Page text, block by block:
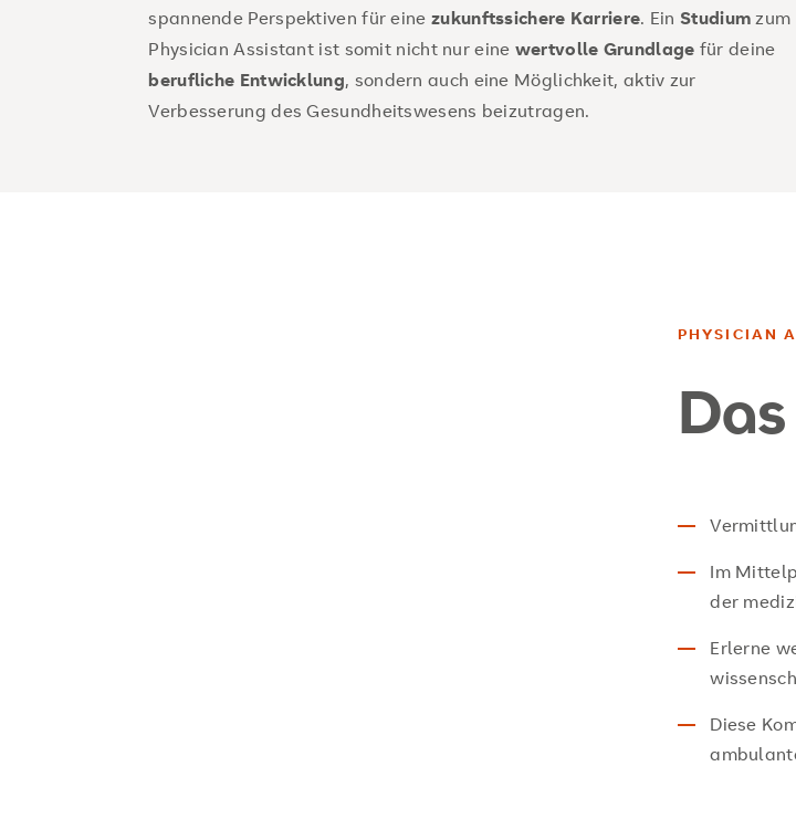
spannende Perspektiven für eine zukunftssichere Karriere. EinStudiumzum
Physician Assistant ist somit nicht nur eine wertvolle Grundlage für deine
berufliche Entwicklung, sondern auch eine Möglichkeit, aktiv zur
Verbesserung des Gesundheitswesens beizutragen.
PHYSICIAN
Im
der
Erlerne
Diese